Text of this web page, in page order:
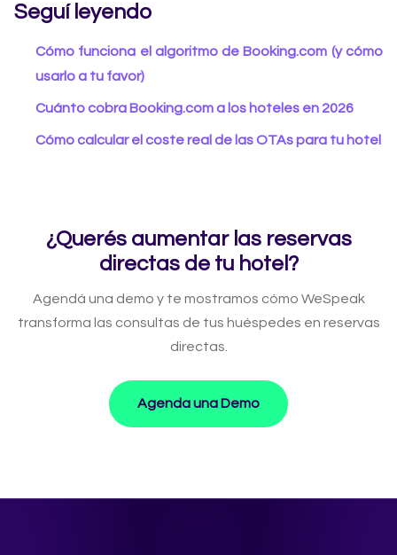
Seguí leyendo
Cómo funciona el algoritmo de Booking.com (y cómo
usarlo a tu favor)
Cuánto cobra Booking.com a los hoteles en 2026
Cómo calcular el coste real de las OTAs para tu hotel
¿Querés aumentar las reservas
directas de tu hotel?
Agendá una demo y te mostramos cómo WeSpeak
transforma las consultas de tus huéspedes en reservas
directas.
Agenda una Demo